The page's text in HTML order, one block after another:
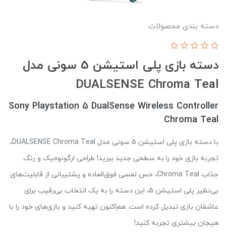
دسته بندی محصولات
دسته بازی پلی استیشن 5 سونی مدل
DUALSENSE Chroma Teal
Sony Playstation 5 DualSense Wireless Controller
Chroma Teal
با دسته بازی پلی استیشن 5 سونی مدل DUALSENSE Chroma Teal،
تجربه بازی خود را به سطحی جدید ببرید! طراحی ارگونومیک و رنگ
جذاب Chroma Teal، حس لمسی فوق‌العاده و پشتیبانی از قابلیت‌های
بی‌نظیر پلی استیشن 5، این دسته را به یک انتخاب بی‌رقیب برای
عاشقان بازی تبدیل کرده است. هم‌اکنون تهیه کنید و بازی‌های خود را با
هیجان بیشتری تجربه کنید!